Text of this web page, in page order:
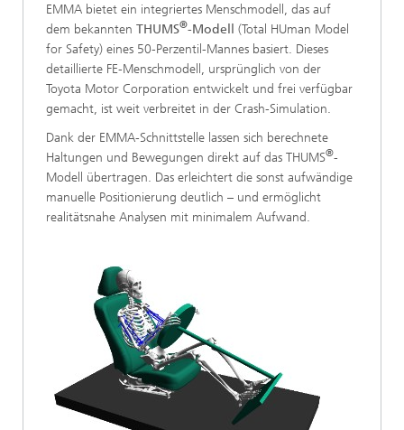
EMMA bietet ein integriertes Menschmodell, das auf
dem bekannten THUMS®-Modell (Total HUman Model
for Safety) eines 50-Perzentil-Mannes basiert. Dieses
detaillierte FE-Menschmodell, ursprünglich von der
Toyota Motor Corporation entwickelt und frei verfügbar
gemacht, ist weit verbreitet in der Crash-Simulation.
Dank der EMMA-Schnittstelle lassen sich berechnete
Haltungen und Bewegungen direkt auf das THUMS®-
Modell übertragen. Das erleichtert die sonst aufwändige
manuelle Positionierung deutlich – und ermöglicht
realitätsnahe Analysen mit minimalem Aufwand.